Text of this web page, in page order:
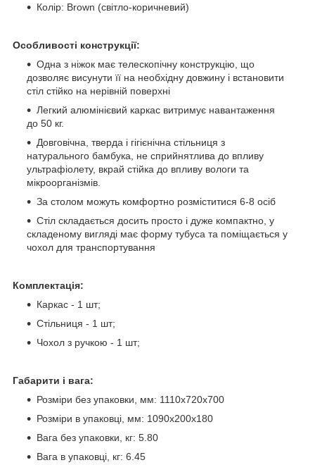
Колір: Brown (світло-коричневий)
Особливості конструкції:
Одна з ніжок має телескопічну конструкцію, що
дозволяє висунути її на необхідну довжину і встановити
стіл стійко на нерівній поверхні
Легкий алюмінієвий каркас витримує навантаження
до 50 кг.
Довговічна, тверда і гігієнічна стільниця з
натурального бамбука, не сприйнятлива до впливу
ультрафіолету, вкрай стійка до впливу вологи та
мікроорганізмів.
За столом можуть комфортно розміститися 6-8 осіб
Стіл складається досить просто і дуже компактно, у
складеному вигляді має форму тубуса та поміщається у
чохол для транспортування
Комплектація:
Каркас - 1 шт;
Стільниця - 1 шт;
Чохол з ручкою - 1 шт;
Габарити і вага:
Розміри без упаковки, мм: 1110х720х700
Розміри в упаковці, мм: 1090х200х180
Вага без упаковки, кг: 5.80
Вага в упаковці, кг: 6.45